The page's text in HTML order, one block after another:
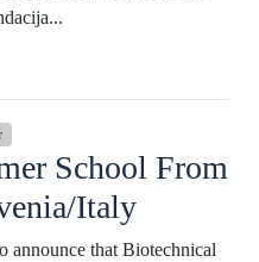
School From
Italy
announce that Biotechnical